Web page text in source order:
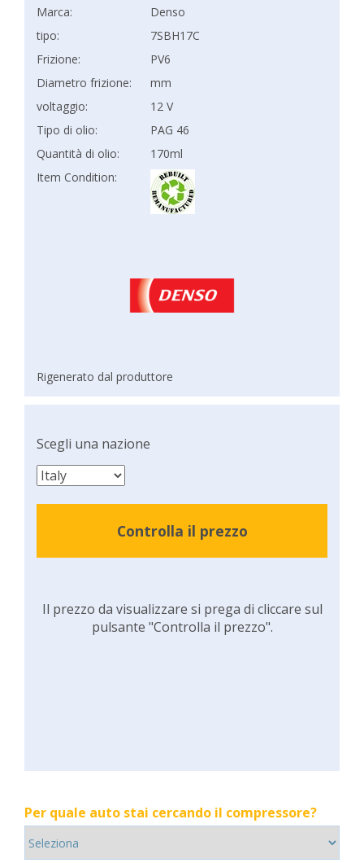
Marca:
Denso
tipo:
7SBH17C
Frizione:
PV6
Diametro frizione:
mm
voltaggio:
12 V
Tipo di olio:
PAG 46
Quantità di olio:
170ml
Item Condition:
Rigenerato dal produttore
Scegli una nazione
Controlla il prezzo
Il prezzo da visualizzare si prega di cliccare sul
pulsante "Controlla il prezzo".
Per quale auto stai cercando il compressore?